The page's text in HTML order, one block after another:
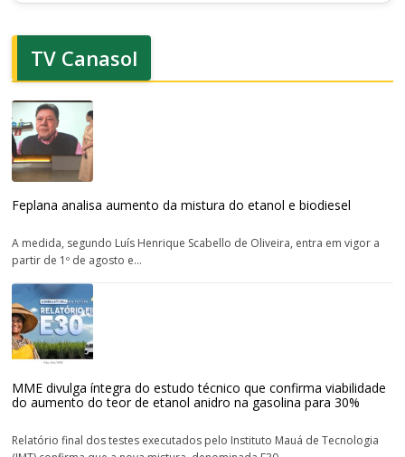
TV Canasol
Feplana analisa aumento da mistura do etanol e biodiesel
A medida, segundo Luís Henrique Scabello de Oliveira, entra em vigor a
partir de 1º de agosto e...
MME divulga íntegra do estudo técnico que confirma viabilidade
do aumento do teor de etanol anidro na gasolina para 30%
Relatório final dos testes executados pelo Instituto Mauá de Tecnologia